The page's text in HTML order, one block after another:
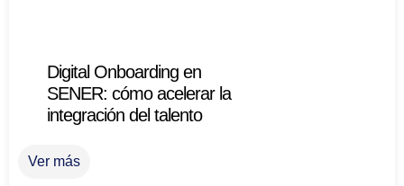
Digital Onboarding en
SENER: cómo acelerar la
integración del talento
Ver más